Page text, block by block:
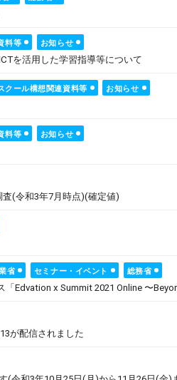
料等
お知らせ
を活用した学習指導等について
クール構想関連資料等
お知らせ
料等
お知らせ
査(令和3年7月時点)(確定値)
省 セミナー・イベント
総務省
Edvation x Summit 2021 Online 〜
が配信されました